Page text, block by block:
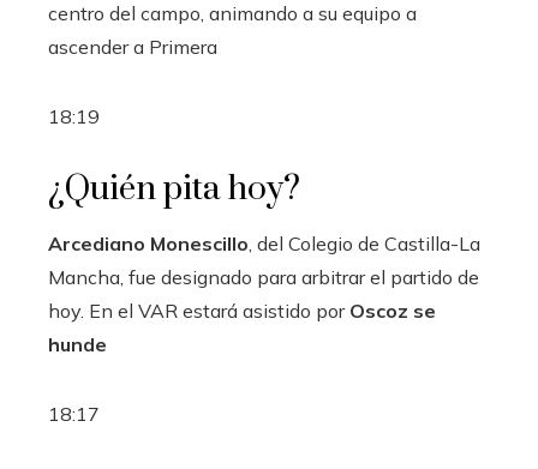
centro del campo, animando a su equipo a
ascender a Primera
18:19
¿Quién pita hoy?
Arcediano Monescillo, del Colegio de Castilla-La
Mancha, fue designado para arbitrar el partido de
hoy. En el VAR estará asistido por Oscoz se
hunde
18:17